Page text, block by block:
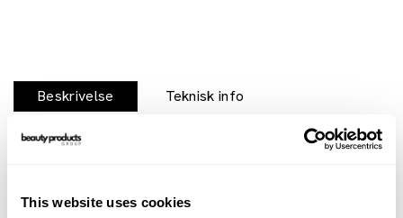
This website uses cookies
Beskrivelse Teknisk info
Brukerveiledning
konsentrat: "anti-age ansiktsbehandling i hver dråpe".